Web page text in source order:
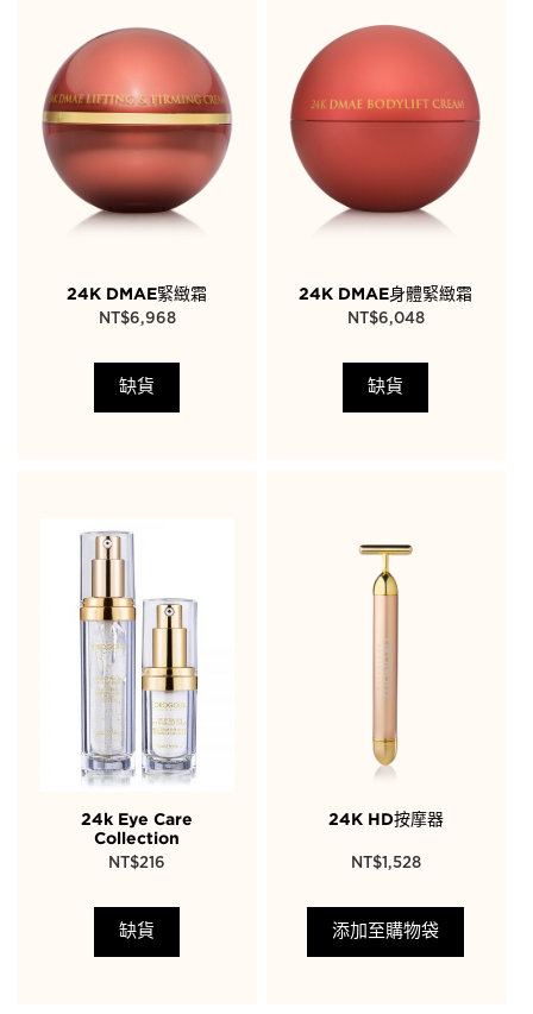
24K DMAE緊緻霜
NT$6,968
缺貨
24K DMAE身體緊緻霜
NT$6,048
缺貨
24k Eye Care
Collection
NT$216
缺貨
24K HD按摩器
NT$1,528
添加至購物袋